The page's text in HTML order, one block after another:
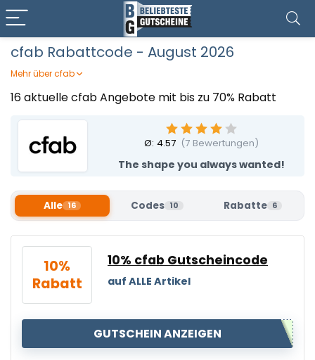
cfab Rabattcode - August 2026
Mehr über cfab
Erlebt bei cfab hochwertige Shapewear und nahtlose
Essentials, die sich wie eine zweite Haut anfühlen –
entworfen für Komfort und ideale Silhouette bei jedem
Anlass. Die zeitlosen Designs und soften Materialien
machen jedes Teil zum vielseitigen Lieblingsstück für
drunter. Sichert euch jetzt euren cfab Rabattcode von
attraktiven Preisen.
16 aktuelle cfab Angebote mit bis zu 70% Rabatt
The shape you always wanted!
Ø: 4.57 (7Bewertungen)
Alle 16 Codes 10 Rabatte 6
10%
Rabatt
10% cfab Gutscheincode
auf ALLE Artikel
GUTSCHEIN ANZEIGEN